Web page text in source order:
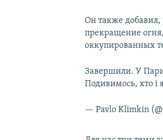
Он также
прекращение
оккупированных
Завершили. У
Подивимось, хто і
— Pavlo Klimkin